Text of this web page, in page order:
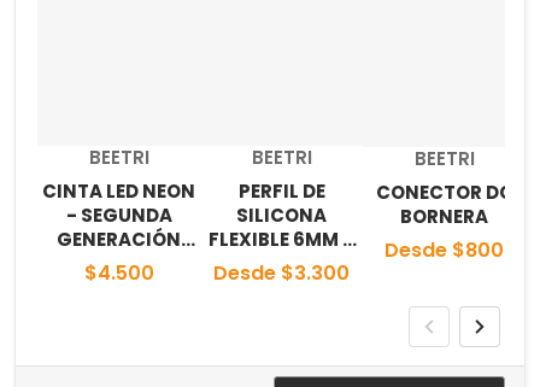
Proveedor:
BEETRI
CINTA LED NEON
- SEGUNDA
GENERACIÓN
IP33
$4.500
Proveedor:
BEETRI
PERFIL DE
SILICONA
FLEXIBLE 6MM Y
8MM
Desde $3.300
Proveedor:
BEETRI
CONECTOR DC
BORNERA
Desde $800